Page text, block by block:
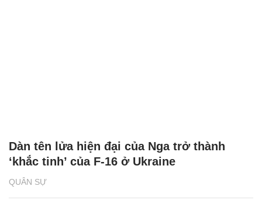
QUÂN SỰ
Dàn tên lửa hiện đại của Nga trở thành
‘khắc tinh’ của F-16 ở Ukraine